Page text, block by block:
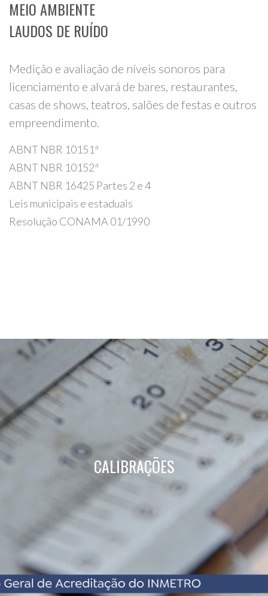
MEIO AMBIENTE
LAUDOS DE RUÍDO
Medição e avaliação de níveis sonoros para
licenciamento e alvará de bares, restaurantes,
casas de shows, teatros, salões de festas e outros
empreendimento.
ABNT NBR 10151ª
ABNT NBR 10152ª
ABNT NBR 16425 Partes 2 e 4
Leis municipais e estaduais
Resolução CONAMA 01/1990
CALIBRAÇÕES